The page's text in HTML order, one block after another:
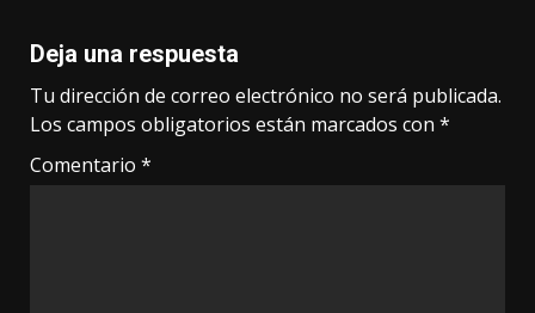
Deja una respuesta
Tu dirección de correo electrónico no será publicada.
Los campos obligatorios están marcados con *
Comentario *